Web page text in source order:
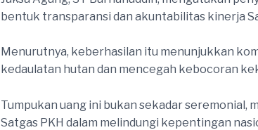
bentuk transparansi dan akuntabilitas kinerja
Menurutnya, keberhasilan itu menunjukkan
kedaulatan hutan dan mencegah kebocoran
Tumpukan uang ini bukan sekadar
Satgas PKH dalam melindungi kepentingan